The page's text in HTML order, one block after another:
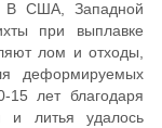
В США, Западной
при выплавке
лом и отходы,
деформируемых
лет благодаря
и литья удалось